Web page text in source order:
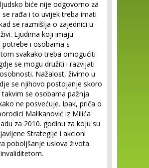
biće nije odgovorno za
se rađa i to uvijek treba imati
se razmišlja o zajednici u
Ljudima koji imaju
potrebe i osobama s
svakako treba omogućiti
se mogu družiti i razvijati
Nažalost, živimo u
se njihovo postojanje skoro
takvim se osobama pažnja
ne posvećuje. Ipak, priča o
Malikanović iz Milića
za 2010. godinu za koju su
Strategije i akcioni
poboljšanje uslova života